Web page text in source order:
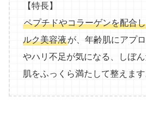
【特長】
ペプチドやコラーゲンを配合
ルク美容液が、年齢肌にアプ
やハリ不足が気になる、しぼ
肌をふっくら満たして整えます